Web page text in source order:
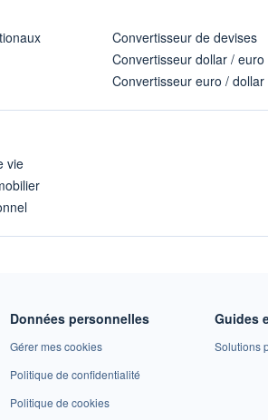
Convertisseur de devises
Convertisseur dollar / euro
Convertisseur euro / dollar
vie
Données personnelles
Gérer mes cookies
Politique de confidentialité
Politique de cookies
Guides
Solutions